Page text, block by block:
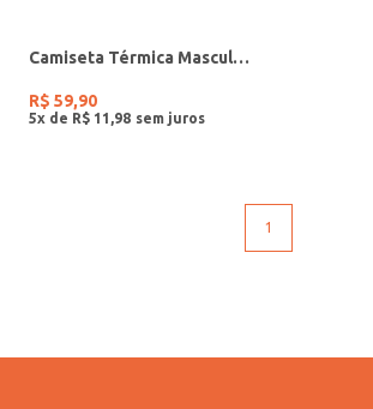
Camiseta Térmica Masculina PRETO
R$ 59,90
5x de R$ 11 98
1